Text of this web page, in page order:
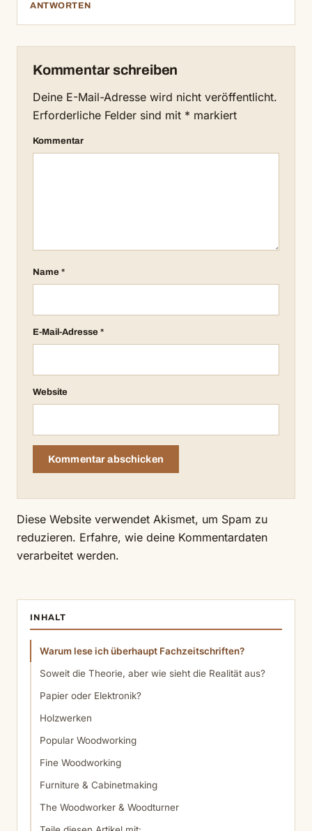
ANTWORTEN
Kommentar schreiben
Deine E-Mail-Adresse wird nicht veröffentlicht.
Erforderliche Felder sind mit * markiert
Kommentar
Name *
E-Mail-Adresse *
Website
Diese Website verwendet Akismet, um Spam zu
reduzieren. Erfahre, wie deine Kommentardaten
verarbeitet werden.
INHALT
Warum lese ich überhaupt Fachzeitschriften?
Soweit die Theorie, aber wie sieht die Realität aus?
Papier oder Elektronik?
Holzwerken
Popular Woodworking
Fine Woodworking
Furniture & Cabinetmaking
The Woodworker & Woodturner